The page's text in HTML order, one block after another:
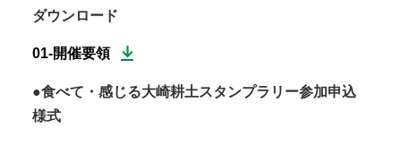
ダウンロード
01-開催要領
●食べて・感じる大崎耕土スタンプラリー参加申込
様式